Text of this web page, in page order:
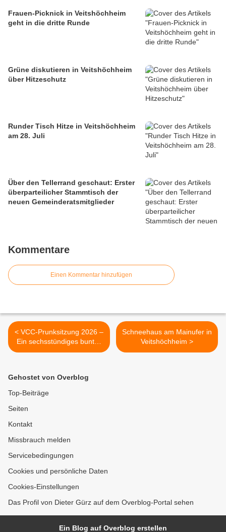
Frauen-Picknick in Veitshöchheim
geht in die dritte Runde
Grüne diskutieren in Veitshöchheim
über Hitzeschutz
Runder Tisch Hitze in Veitshöchheim
am 28. Juli
Über den Tellerrand geschaut: Erster
überparteilicher Stammtisch der
neuen Gemeinderatsmitglieder
Kommentare
Einen Kommentar hinzufügen
< VCC-Prunksitzung 2026 –
Ein sechsstündiges buntes
Feuerwerk aus Tanz,
Schneehaus am Mainufer in
Veitshöchheim >
Gehostet von Overblog
Top-Beiträge
Seiten
Kontakt
Missbrauch melden
Servicebedingungen
Cookies und persönliche Daten
Cookies-Einstellungen
Das Profil von Dieter Gürz auf dem Overblog-Portal sehen
Ein Blog auf Overblog erstellen